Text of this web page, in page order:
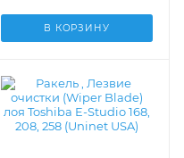
В КОРЗИНУ